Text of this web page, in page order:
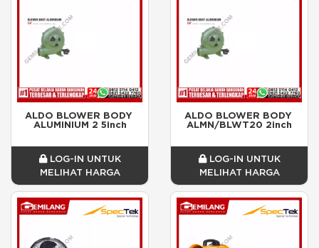
ALDO BLOWER BODY
ALUMINIUM 2 5inch
LOG-IN UNTUK
MELIHAT HARGA
ALDO BLOWER BODY
ALMN/BLWT20 2inch
LOG-IN UNTUK
MELIHAT HARGA